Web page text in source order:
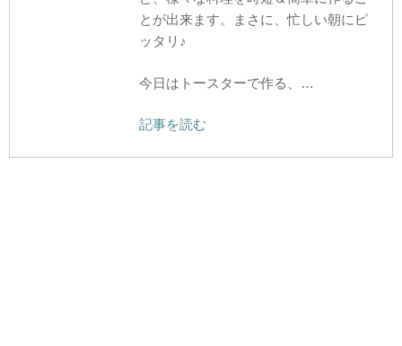
とが出来ます。まさに、忙しい朝にピ
ッタリ♪
今日はトースターで作る、…
記事を読む